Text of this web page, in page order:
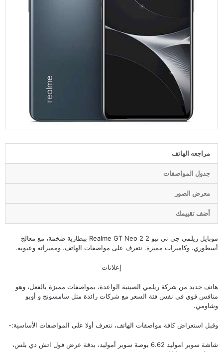
مراجعه الهاتف
جدول المواصفات
معرض الصور
أضف تقييمك
موبايل ريلمي جي تي نيو 2 Realme GT Neo 2 ببطارية ضخمة، مع معالج
أسطوري، وكاميرات مميزة. نتعرف على مواصفات الهاتف، ومميزاته وعيوبه.
إعلانات
هاتف جديد من شركة ريلمي الصينية الواعدة، بمواصفات مميزة بالفعل، وهو
منافس قوي في نفس فئة السعر مع شركات رائدة مثل سامسونج و أوبو
وشاومي.
وقبل استعراض كافة مواصفات الهاتف، نتعرف أولا على المواصفات الأساسية:-
شاشة سوبر اموليد 6.62 بوصة سوبر أموليد، بدقة عرض فول اتش دي بلس،